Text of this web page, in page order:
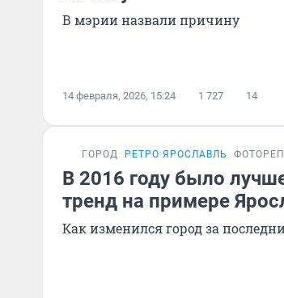
В мэрии назвали причину
14 февраля, 2026, 15:24 1 727 14
ГОРОД РЕТРО ЯРОСЛАВЛЬ
В 2016 году было
тренд на примере
Как изменился город за